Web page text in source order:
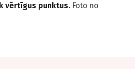
vērtīgus punktus. Foto no